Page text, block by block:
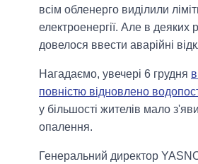
всім обленерго виділили
електроенергії. Але в деяких
довелося ввести аварійні
Нагадаємо, увечері 6 грудня
повністю відновлено
у більшості жителів мало
опалення.
Генеральний директор